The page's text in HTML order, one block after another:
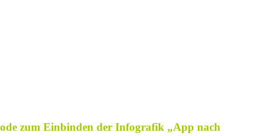
zum Einbinden der Infografik „App nach